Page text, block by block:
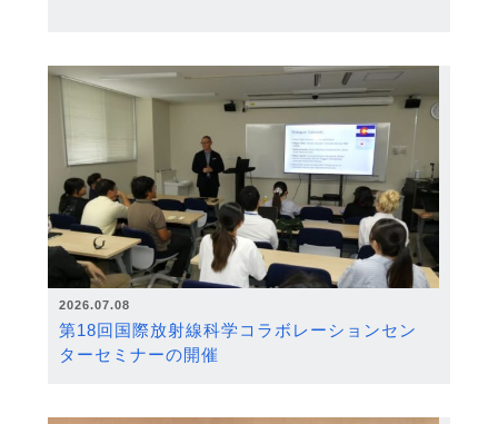
2026.07.08
第18回国際放射線科学コラボレーションセン
ターセミナーの開催